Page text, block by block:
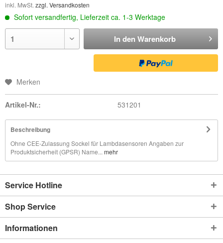
inkl. MwSt. zzgl. Versandkosten
Sofort versandfertig, Lieferzeit ca. 1-3 Werktage
In den Warenkorb
Merken
Artikel-Nr.: 531201
Beschreibung
Ohne CEE-Zulassung Sockel für Lambdasensoren Angaben zur
Produktsicherheit (GPSR) Name... mehr
Service Hotline
Shop Service
Informationen